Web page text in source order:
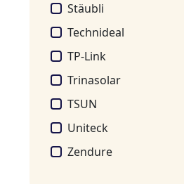
Stäubli
Technideal
TP-Link
Trinasolar
TSUN
Uniteck
Zendure